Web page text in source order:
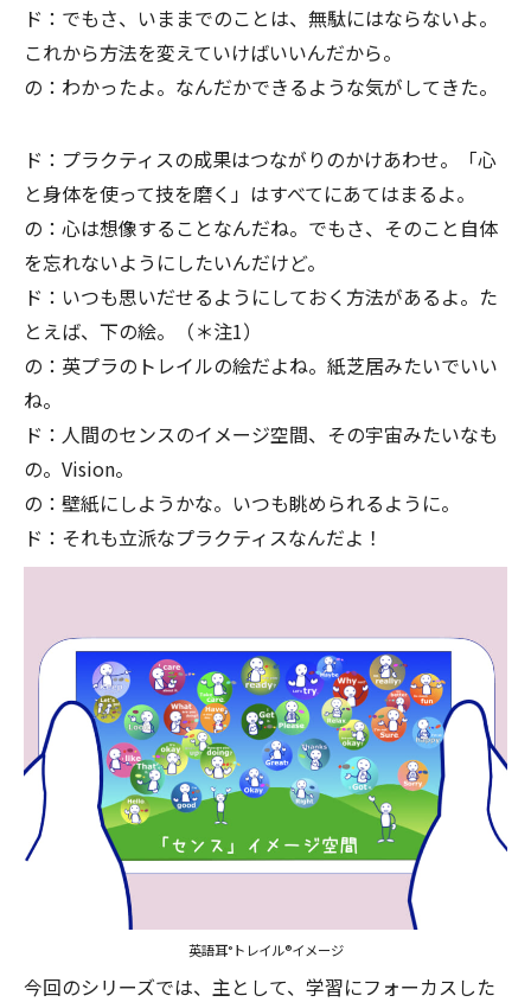
ド：でもさ、いままでのことは、無駄にはならないよ。
これから方法を変えていけばいいんだから。
の：わかったよ。なんだかできるような気がしてきた。
ド：プラクティスの成果はつながりのかけあわせ。「心
と身体を使って技を磨く」はすべてにあてはまるよ。
の：心は想像することなんだね。でもさ、そのこと自体
を忘れないようにしたいんだけど。
ド：いつも思いだせるようにしておく方法があるよ。た
とえば、下の絵。（＊注1）
の：英プラのトレイルの絵だよね。紙芝居みたいでいい
ね。
ド：人間のセンスのイメージ空間、その宇宙みたいなも
の。Vision。
の：壁紙にしようかな。いつも眺められるように。
ド：それも立派なプラクティスなんだよ！
英語耳°トレイル®イメージ
今回のシリーズでは、主として、学習にフォーカスした